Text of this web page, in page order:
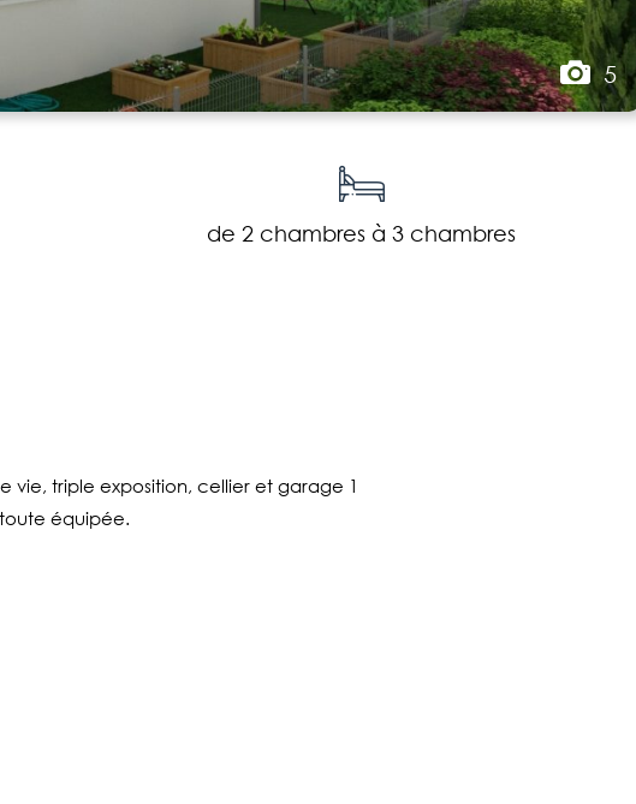
5
de 2 chambres à 3 chambres
vie, triple exposition, cellier et garage 1
équipée.